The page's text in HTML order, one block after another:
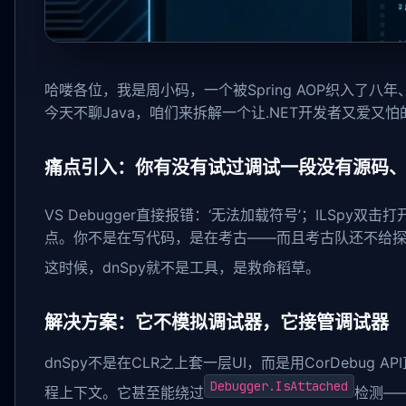
哈喽各位，我是周小码，一个被Spring AOP织入了八
今天不聊Java，咱们来拆解一个让.NET开发者又爱又
痛点引入：你有没有试过调试一段没有源码
VS Debugger直接报错：‘无法加载符号’；ILSpy双击
点。你不是在写代码，是在考古——而且考古队还不给
这时候，dnSpy就不是工具，是救命稻草。
解决方案：它不模拟调试器，它接管调试器
dnSpy不是在CLR之上套一层UI，而是用CorDebug
程上下文。它甚至能绕过 Debugger.IsAttached 检测——